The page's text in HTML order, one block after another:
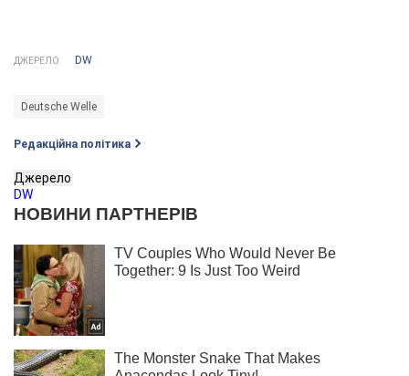
ДЖЕРЕЛО: DW
Deutsche Welle
Редакційна політика
Джерело
DW